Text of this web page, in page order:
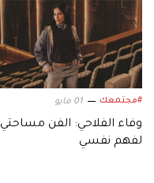
#مجتمعك 01 مايو
وفاء الفلاحي: الفن مساحتي
لفهم نفسي